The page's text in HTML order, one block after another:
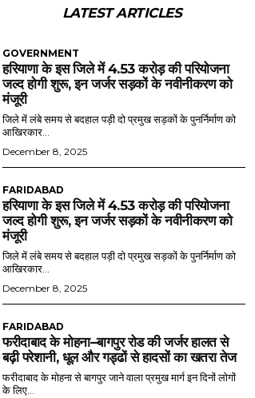
LATEST ARTICLES
GOVERNMENT
हरियाणा के इस जिले में 4.53 करोड़ की परियोजना
जल्द होगी शुरू, इन जर्जर सड़कों के नवीनीकरण को
मंजूरी
जिले में लंबे समय से बदहाल पड़ी दो प्रमुख सड़कों के पुनर्निर्माण को
आखिरकार...
December 8, 2025
FARIDABAD
हरियाणा के इस जिले में 4.53 करोड़ की परियोजना
जल्द होगी शुरू, इन जर्जर सड़कों के नवीनीकरण को
मंजूरी
जिले में लंबे समय से बदहाल पड़ी दो प्रमुख सड़कों के पुनर्निर्माण को
आखिरकार...
December 8, 2025
FARIDABAD
फरीदाबाद के मोहना–बागपुर रोड की जर्जर हालत से
बढ़ी परेशानी, धूल और गड्ढों से हादसों का खतरा तेज
फरीदाबाद के मोहना से बागपुर जाने वाला प्रमुख मार्ग इन दिनों लोगों
के लिए...